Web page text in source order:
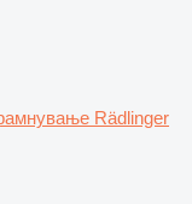
Rädlinger